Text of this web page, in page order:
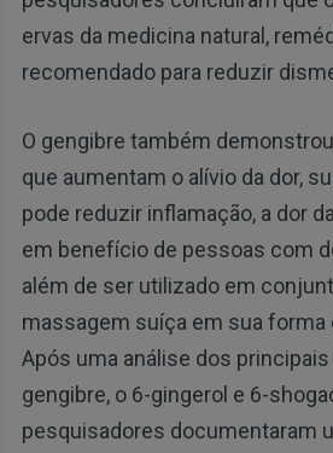
ervas da medicina natural,
recomendado para reduzir
O gengibre também
que aumentam o alívio da dor,
pode reduzir inflamação, a dor
em benefício de pessoas com
além de ser utilizado em
massagem suíça em sua forma
Após uma análise dos
gengibre, o 6-gingerol e 6-
pesquisadores documentaram